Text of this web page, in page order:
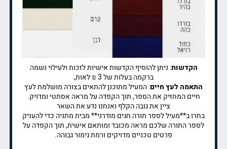
הקדשות: ניתן להוסיף הקדשות אישיות לזכות ולעילוי נשמה
ברקמה בעלות של 3 ₪ לאות,
התאמה לעץ חיים: המעיל מתוכנן להתאים בצורה מושלמת לעץ
חיים המחזיק את הספר, תוך הקפדה על מראה אסתטי ומדויק.
ציין את גובה הקלף ואנחנו נדע את השאר
בחרו ב**מעיל לספר תורה חגים מודרני** מבית מתניה כדי להעניק
לספר התורה שלכם מראה מכובד ומותאם אישית, תוך הקפדה על
פרטים טכניים מדויקים ורמת גימור גבוהה.